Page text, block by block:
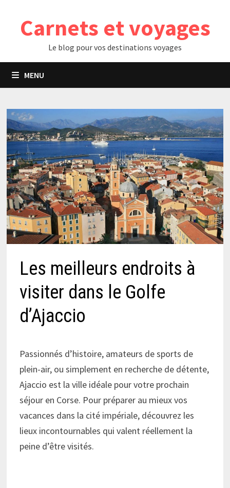
contenuCarnets et voyages
Le blog pour vos destinations voyages
MENU
Les meilleurs endroits à
visiter dans le Golfe
d’Ajaccio
Passionnés d’histoire, amateurs de sports de
plein-air, ou simplement en recherche de détente,
Ajaccio est la ville idéale pour votre prochain
séjour en Corse. Pour préparer au mieux vos
vacances dans la cité impériale, découvrez les
lieux incontournables qui valent réellement la
peine d’être visités.